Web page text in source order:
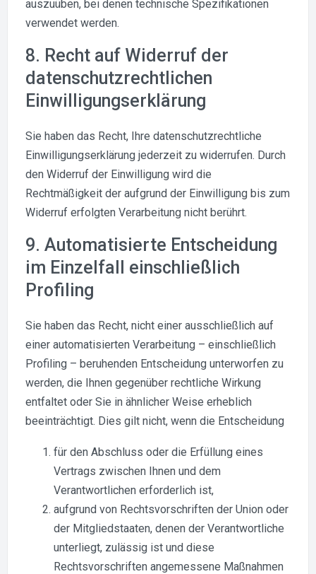
auszuüben, bei denen technische Spezifikationen
verwendet werden.
8. Recht auf Widerruf der
datenschutzrechtlichen
Einwilligungserklärung
Sie haben das Recht, Ihre datenschutzrechtliche
Einwilligungserklärung jederzeit zu widerrufen. Durch
den Widerruf der Einwilligung wird die
Rechtmäßigkeit der aufgrund der Einwilligung bis zum
Widerruf erfolgten Verarbeitung nicht berührt.
9. Automatisierte Entscheidung
im Einzelfall einschließlich
Profiling
Sie haben das Recht, nicht einer ausschließlich auf
einer automatisierten Verarbeitung – einschließlich
Profiling – beruhenden Entscheidung unterworfen zu
werden, die Ihnen gegenüber rechtliche Wirkung
entfaltet oder Sie in ähnlicher Weise erheblich
beeinträchtigt. Dies gilt nicht, wenn die Entscheidung
für den Abschluss oder die Erfüllung eines
Vertrags zwischen Ihnen und dem
Verantwortlichen erforderlich ist,
aufgrund von Rechtsvorschriften der Union oder
der Mitgliedstaaten, denen der Verantwortliche
unterliegt, zulässig ist und diese
Rechtsvorschriften angemessene Maßnahmen